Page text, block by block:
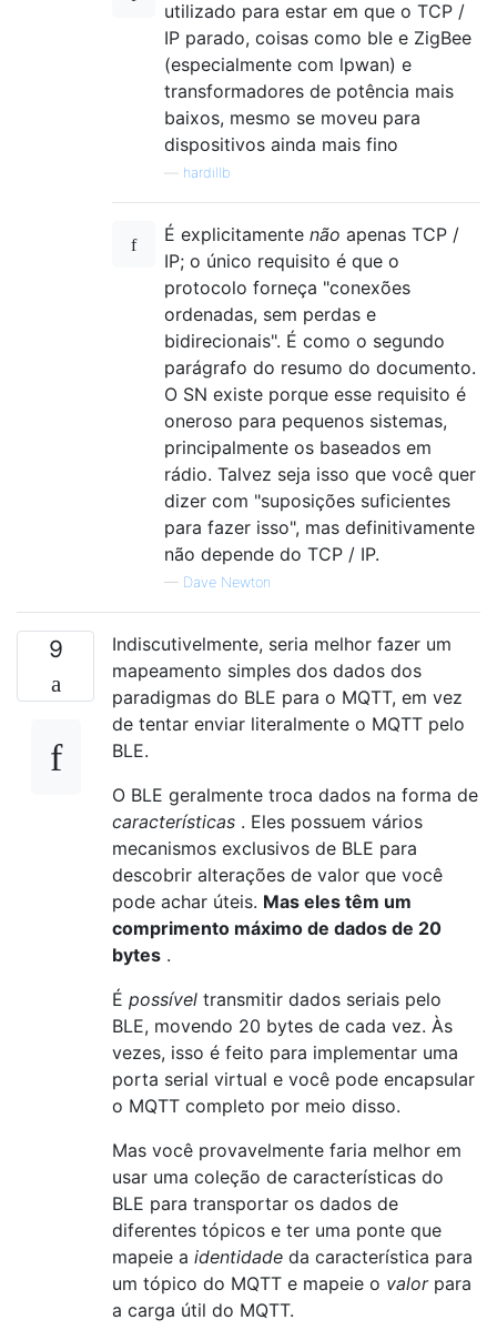
utilizado para estar em que o TCP /
IP parado, coisas como ble e ZigBee
(especialmente com lpwan) e
transformadores de potência mais
baixos, mesmo se moveu para
dispositivos ainda mais fino
hardillb
É explicitamente não apenas TCP /
IP; o único requisito é que o
protocolo forneça "conexões
ordenadas, sem perdas e
bidirecionais". É como o segundo
parágrafo do resumo do documento.
O SN existe porque esse requisito é
oneroso para pequenos sistemas,
principalmente os baseados em
rádio. Talvez seja isso que você quer
dizer com "suposições suficientes
para fazer isso", mas definitivamente
não depende do TCP / IP.
— Dave Newton
9
Indiscutivelmente, seria melhor fazer um
mapeamento simples dos dados dos
paradigmas do BLE para o MQTT, em vez
de tentar enviar literalmente o MQTT pelo
BLE.
O BLE geralmente troca dados na forma de
características . Eles possuem vários
mecanismos exclusivos de BLE para
descobrir alterações de valor que você
pode achar úteis. Mas eles têm um
comprimento máximo de dados de 20
bytes .
É possível transmitir dados seriais pelo
BLE, movendo 20 bytes de cada vez. Às
vezes, isso é feito para implementar uma
porta serial virtual e você pode encapsular
o MQTT completo por meio disso.
Mas você provavelmente faria melhor em
usar uma coleção de características do
BLE para transportar os dados de
diferentes tópicos e ter uma ponte que
mapeie a identidade da característica para
um tópico do MQTT e mapeie o valorpara
a carga útil do MQTT.